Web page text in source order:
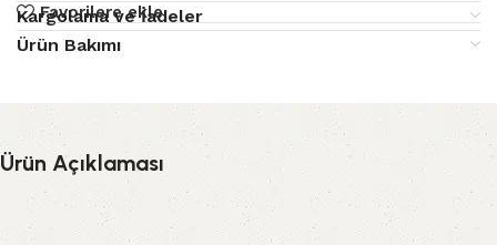
Favorilere ekle
Kargolama ve İadeler
Ürün Bakımı
Ürün Açıklaması